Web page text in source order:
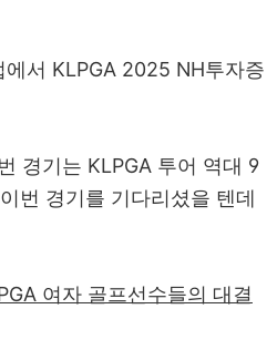
서 KLPGA 2025 NH투자증
경기는 KLPGA 투어 역대 9
번 경기를 기다리셨을 텐데
여자 골프선수들의 대결